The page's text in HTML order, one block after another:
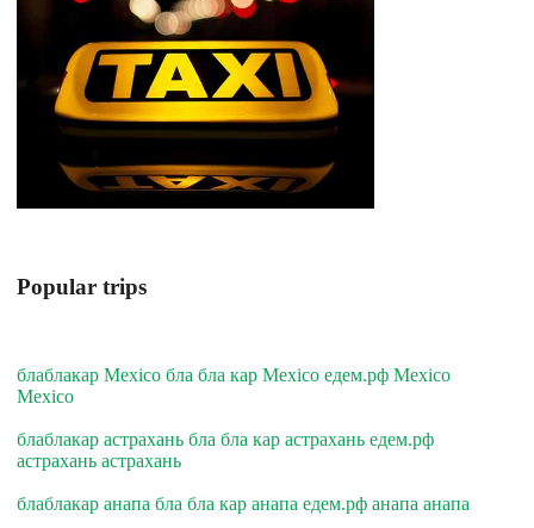
Popular trips
блаблакар Mexico бла бла кар Mexico едем.рф Mexico
Mexico
блаблакар астрахань бла бла кар астрахань едем.рф
астрахань астрахань
блаблакар анапа бла бла кар анапа едем.рф анапа анапа